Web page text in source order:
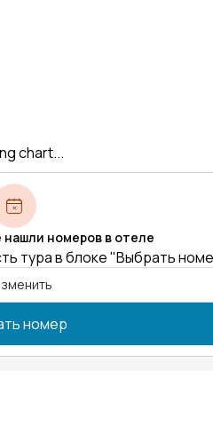
chart...
номеров в отеле
тура в блоке "Выбрать
номер